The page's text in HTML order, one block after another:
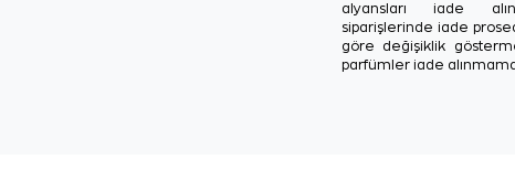
alyansları iade
siparişlerinde iade
göre değişiklik
parfümler iade